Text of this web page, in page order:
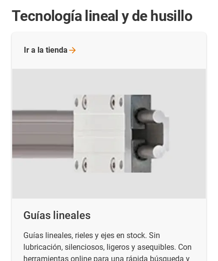
Tecnología lineal y de husillo
Guías lineales
Guías lineales, rieles y ejes en stock. Sin
lubricación, silenciosos, ligeros y asequibles. Con
herramientas online para una rápida búsqueda y
Ir a la tienda